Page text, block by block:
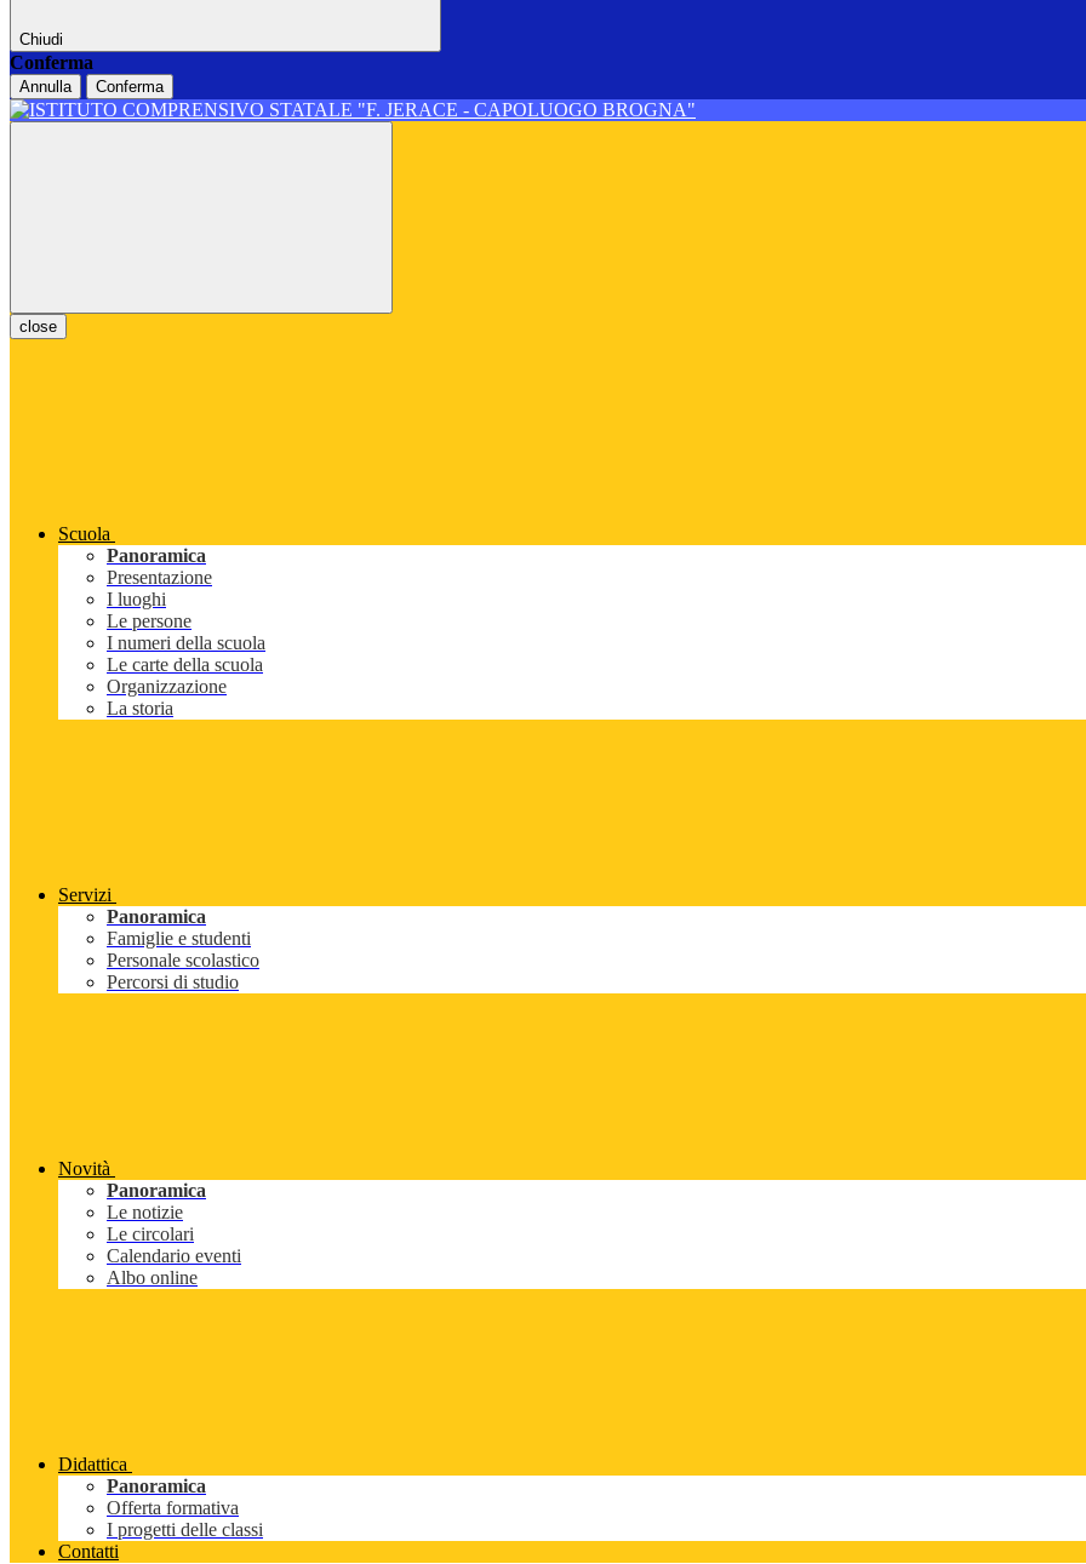
Chiudi
Conferma
Annulla Conferma
close
Scuola
Panoramica
Presentazione
I luoghi
Le persone
I numeri della scuola
Le carte della scuola
Organizzazione
La storia
Servizi
Panoramica
Famiglie e studenti
Personale scolastico
Percorsi di studio
Novità
Panoramica
Le notizie
Le circolari
Calendario eventi
Albo online
Didattica
Panoramica
Offerta formativa
I progetti delle classi
Contatti